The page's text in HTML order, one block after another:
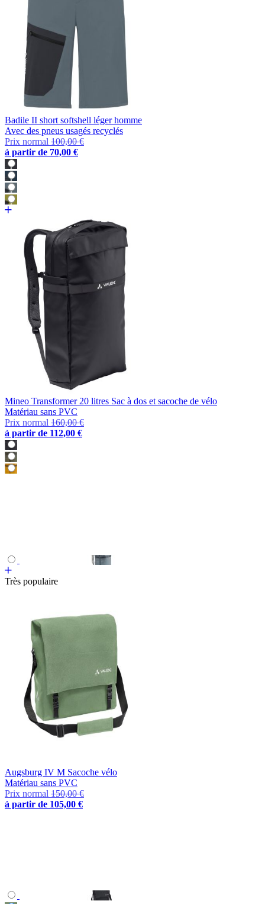
Badile II short softshell léger homme
Avec des pneus usagés recyclés
Prix normal 100,00 €
à partir de 70,00 €
Mineo Transformer 20 litres Sac à dos et sacoche de vélo
Matériau sans PVC
Prix normal 160,00 €
à partir de 112,00 €
Très populaire
Augsburg IV M Sacoche vélo
Matériau sans PVC
Prix normal 150,00 €
à partir de 105,00 €